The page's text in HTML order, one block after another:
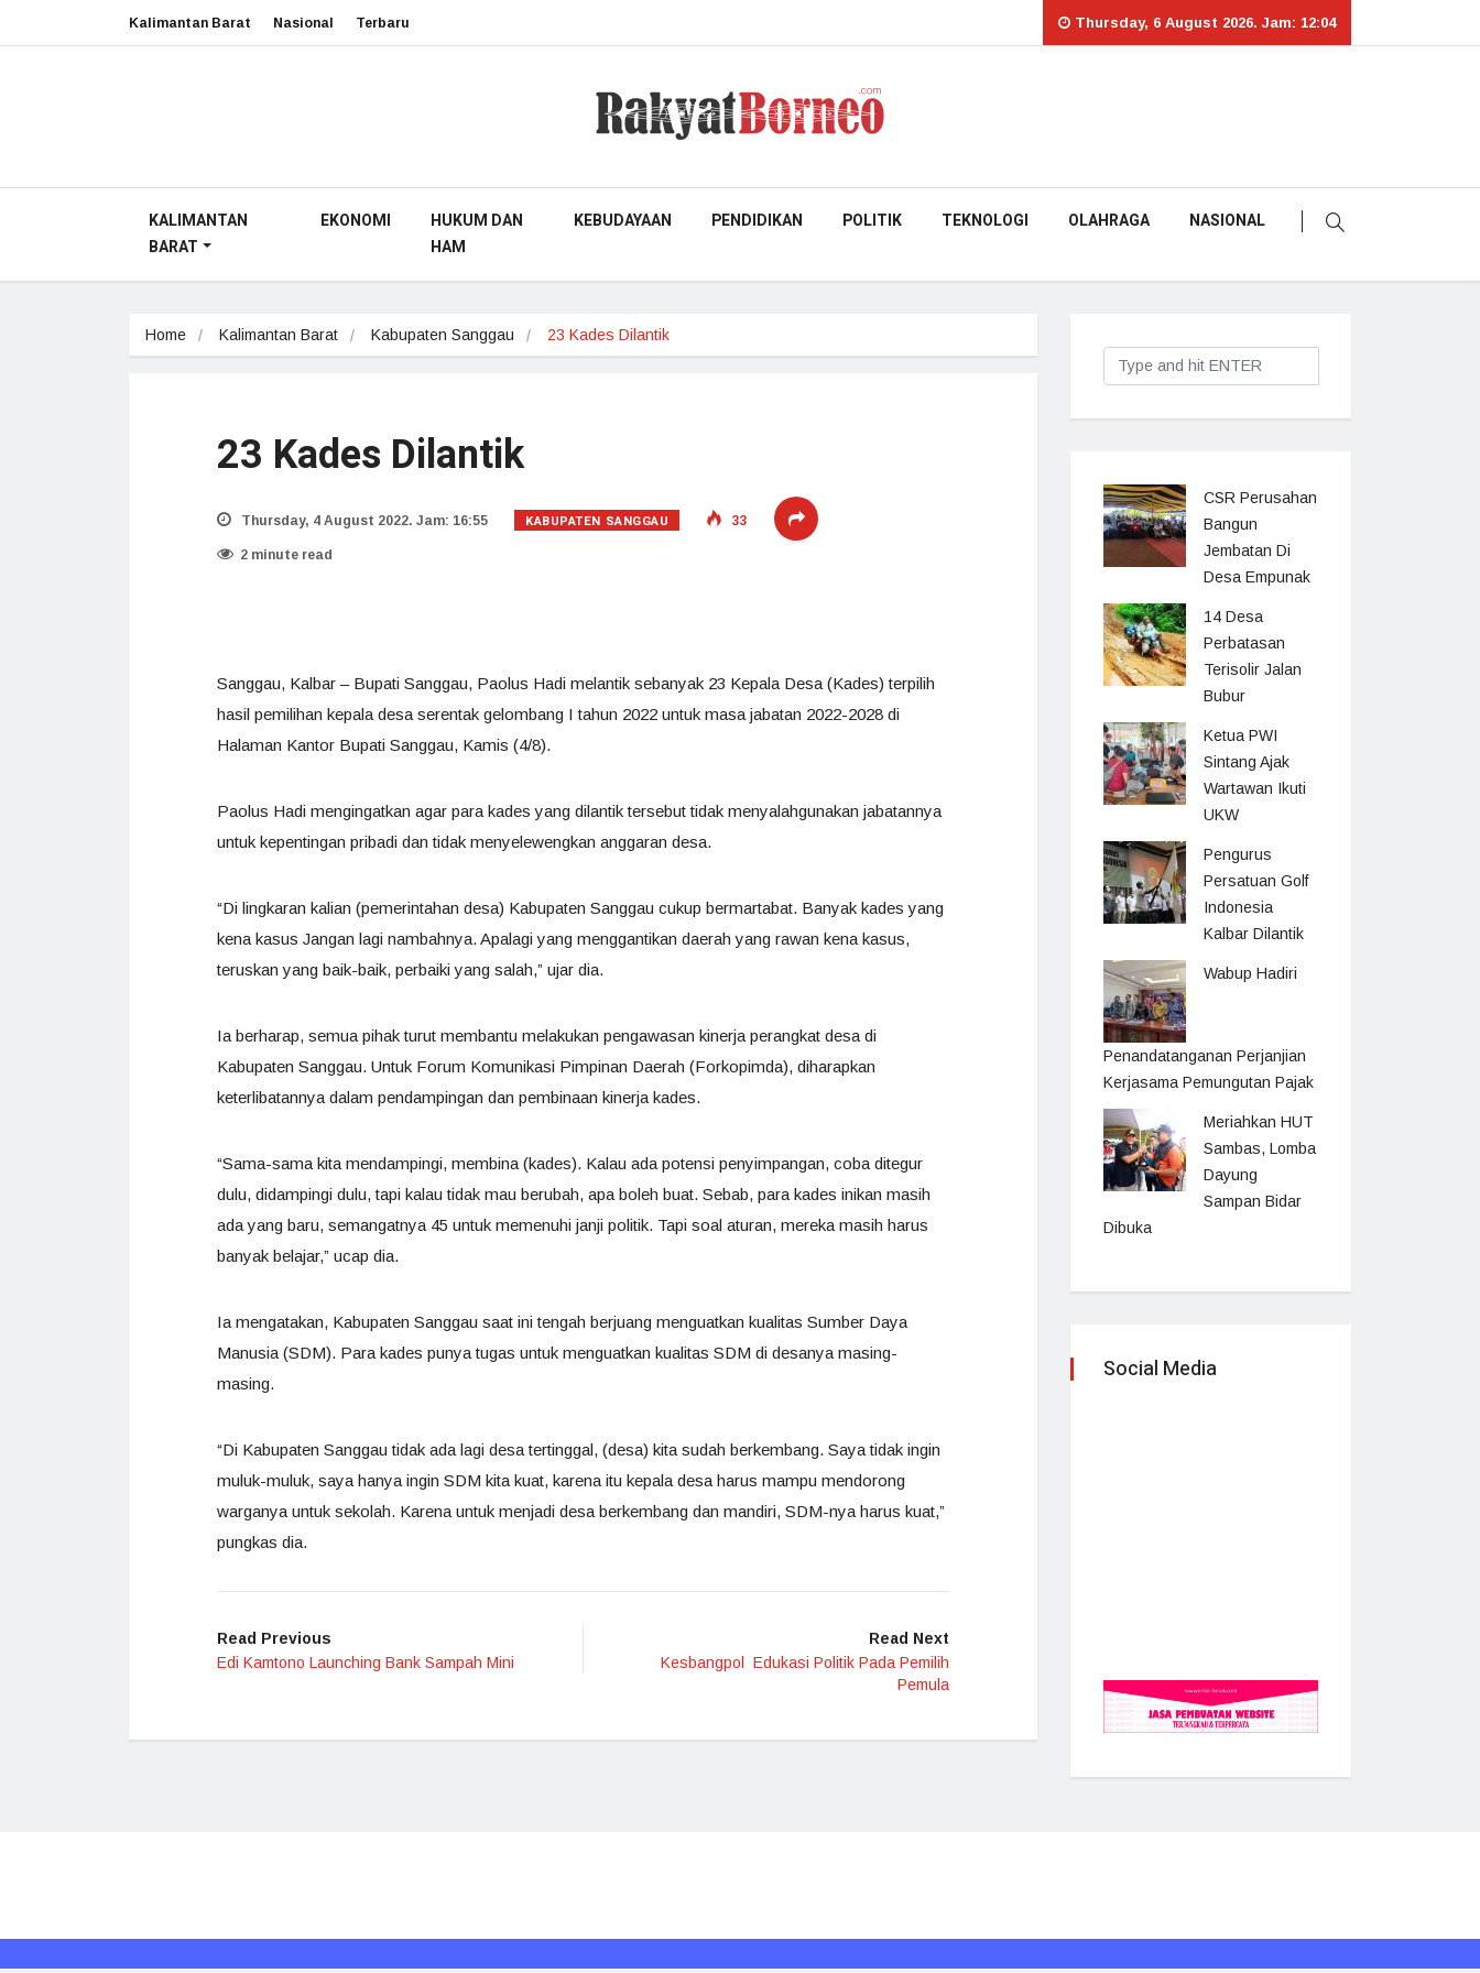
Kalimantan Barat Nasional Terbaru Thursday, 6 August 2026. Jam: 12:04
KALIMANTAN
BARAT
EKONOMI
HUKUM DAN
HAM
KEBUDAYAAN PENDIDIKAN POLITIK TEKNOLOGI OLAHRAGA NASIONAL
Home Kalimantan Barat Kabupaten Sanggau 23 Kades Dilantik
23 Kades Dilantik
Thursday, 4 August 2022. Jam: 16:55 KABUPATEN SANGGAU 33
2 minute read
Sanggau, Kalbar – Bupati Sanggau, Paolus Hadi melantik sebanyak 23 Kepala Desa (Kades) terpilih
hasil pemilihan kepala desa serentak gelombang I tahun 2022 untuk masa jabatan 2022-2028 di
Halaman Kantor Bupati Sanggau, Kamis (4/8).
Paolus Hadi mengingatkan agar para kades yang dilantik tersebut tidak menyalahgunakan jabatannya
untuk kepentingan pribadi dan tidak menyelewengkan anggaran desa.
“Di lingkaran kalian (pemerintahan desa) Kabupaten Sanggau cukup bermartabat. Banyak kades yang
kena kasus Jangan lagi nambahnya. Apalagi yang menggantikan daerah yang rawan kena kasus,
teruskan yang baik-baik, perbaiki yang salah,” ujar dia.
Ia berharap, semua pihak turut membantu melakukan pengawasan kinerja perangkat desa di
Kabupaten Sanggau. Untuk Forum Komunikasi Pimpinan Daerah (Forkopimda), diharapkan
keterlibatannya dalam pendampingan dan pembinaan kinerja kades.
“Sama-sama kita mendampingi, membina (kades). Kalau ada potensi penyimpangan, coba ditegur
dulu, didampingi dulu, tapi kalau tidak mau berubah, apa boleh buat. Sebab, para kades inikan masih
ada yang baru, semangatnya 45 untuk memenuhi janji politik. Tapi soal aturan, mereka masih harus
banyak belajar,” ucap dia.
Ia mengatakan, Kabupaten Sanggau saat ini tengah berjuang menguatkan kualitas Sumber Daya
Manusia (SDM). Para kades punya tugas untuk menguatkan kualitas SDM di desanya masing-
masing.
“Di Kabupaten Sanggau tidak ada lagi desa tertinggal, (desa) kita sudah berkembang. Saya tidak ingin
muluk-muluk, saya hanya ingin SDM kita kuat, karena itu kepala desa harus mampu mendorong
warganya untuk sekolah. Karena untuk menjadi desa berkembang dan mandiri, SDM-nya harus kuat,”
pungkas dia.
Read Previous
Edi Kamtono Launching Bank Sampah Mini
Read Next
Kesbangpol Edukasi Politik Pada Pemilih
Pemula
CSR Perusahan
Bangun
Jembatan Di
Desa Empunak
14 Desa
Perbatasan
Terisolir Jalan
Bubur
Ketua PWI
Sintang Ajak
Wartawan Ikuti
UKW
Pengurus
Persatuan Golf
Indonesia
Kalbar Dilantik
Wabup Hadiri
Penandatanganan Perjanjian
Kerjasama Pemungutan Pajak
Meriahkan HUT
Sambas, Lomba
Dayung
Sampan Bidar
Dibuka
Social Media